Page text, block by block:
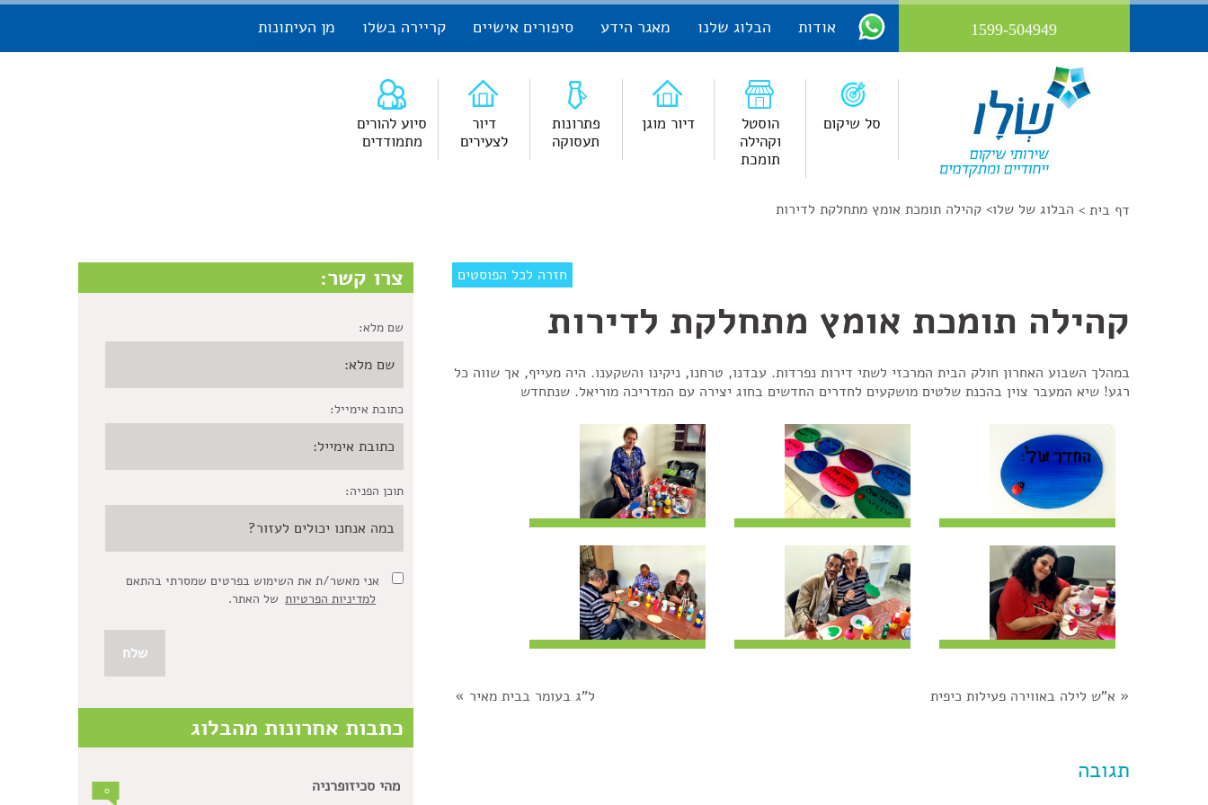
1599-504949 אודות הבלוג שלנו מאגר הידע סיפורים אישיים קריירה בשלו מן העיתונות
סל שיקום
הוסטל
וקהילה
תומכת
דיור מוגן
פתרונות
תעסוקה
דיור
לצעירים
סיוע להורים
מתמודדים
דף בית > הבלוג של שלו> קהילה תומכת אומץ מתחלקת לדירות
חזרה לכל הפוסטים
קהילה תומכת אומץ מתחלקת לדירות
במהלך השבוע האחרון חולק הבית המרכזי לשתי דירות נפרדות. עבדנו, טרחנו, ניקינו והשקענו. היה מעייף, אך שווה כל
רגע! שיא המעבר צוין בהכנת שלטים מושקעים לחדרים החדשים בחוג יצירה עם המדריכה מוריאל. שנתחדש
« א"ש לילה באווירה פעילות כיפית ל"ג בעומר בבית מאיר »
תגובה
צרו קשר:
שם מלא:
כתובת אימייל:
תוכן הפניה:
אני מאשר/ת את השימוש בפרטים שמסרתי בהתאם
למדיניות הפרטיות
כתבות אחרונות מהבלוג
מהי סכיזופרניה 0